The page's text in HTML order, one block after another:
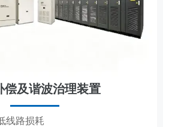
偿及谐波治理装置
线路损耗
节能改造